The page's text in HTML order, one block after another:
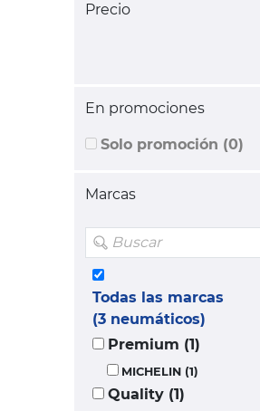
Precio
En promociones
Solo promoción (0)
Marcas
Todas las marcas
(3 neumáticos)
Premium (1)
MICHELIN (1)
Quality (1)